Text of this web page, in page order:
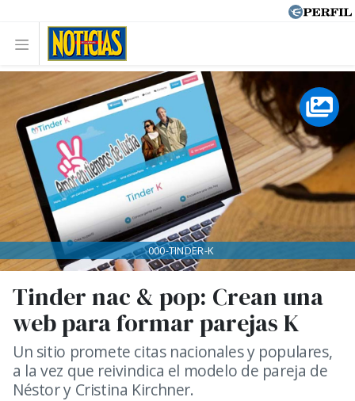
Tinder nac & pop: Crean una
web para formar parejas K
Un sitio promete citas nacionales y populares,
a la vez que reivindica el modelo de pareja de
Néstor y Cristina Kirchner.
000-TINDER-K